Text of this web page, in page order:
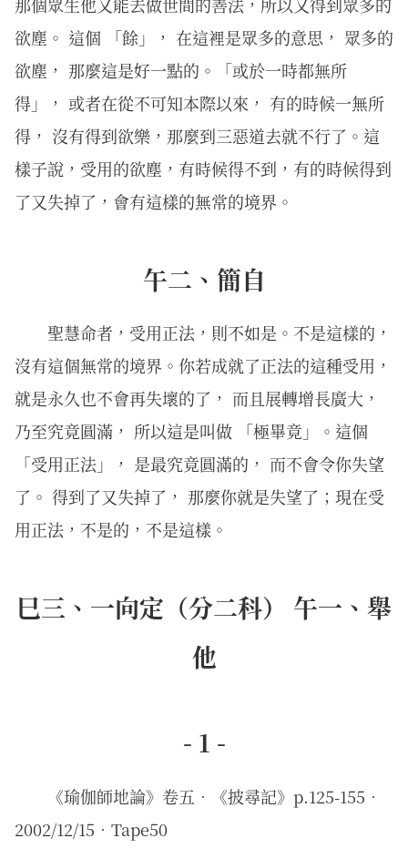
欲塵。 這個 「餘」， 在這裡是眾多的意思， 眾多的
欲塵， 那麼這是好一點的。「或於一時都無所
得」， 或者在從不可知本際以來， 有的時候一無所
得， 沒有得到欲樂，那麼到三惡道去就不行了。這
樣子說，受用的欲塵，有時候得不到，有的時候得到
了又失掉了，會有這樣的無常的境界。
午二、簡自
聖慧命者，受用正法，則不如是。不是這樣的，
沒有這個無常的境界。你若成就了正法的這種受用，
就是永久也不會再失壞的了， 而且展轉增長廣大，
乃至究竟圓滿， 所以這是叫做 「極畢竟」。這個
「受用正法」， 是最究竟圓滿的， 而不會令你失望
了。 得到了又失掉了， 那麼你就是失望了；現在受
用正法，不是的，不是這樣。
巳三、一向定（分二科） 午一、舉
他
- 1 -
《瑜伽師地論》卷五．《披尋記》p.125-155．
2002/12/15．Tape50